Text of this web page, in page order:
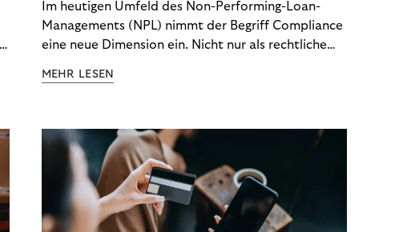
Im heutigen Umfeld des Non-Performing-Loan-
Managements (NPL) nimmt der Begriff Compliance
eine neue Dimension ein. Nicht nur als rechtliche
Wettbewerbsvorteil. In einem Umfeld steigender
(DSGVO) – geraten viele Unternehmen an die
Grenzen traditioneller Compliance-Mechanismen.
MEHR LESEN